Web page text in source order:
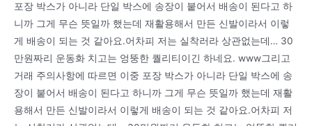
포장 박스가 아니라 단일 박스에 송장이 붙어서 배송이 된다고 하
니까 그게 무슨 뜻일까 했는데 재활용해서 만든 신발이라서 이렇
게 배송이 되는 것 같아요.어차피 저는 실착러라 상관없는데… 30
만원짜리 운동화 치고는 엉뚱한 퀄리티이긴 하네요. www그리고
거래 주의사항에 따르면 이중 포장 박스가 아니라 단일 박스에 송
장이 붙어서 배송이 된다고 하니까 그게 무슨 뜻일까 했는데 재활
용해서 만든 신발이라서 이렇게 배송이 되는 것 같아요.어차피 저